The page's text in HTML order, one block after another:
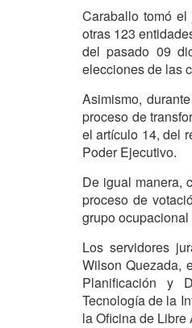
Caraballo tomó
otras 123
del pasado 09
elecciones de las
Asimismo,
proceso de
el artículo 14, del
Poder Ejecutivo.
De igual manera,
proceso de
grupo
Los servidores
Wilson Quezada,
Planificación y
Tecnología de la
la Oficina de Libre